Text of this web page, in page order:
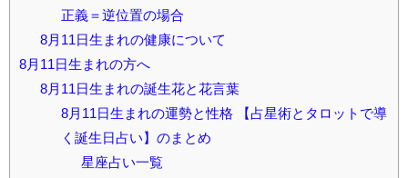
正義＝逆位置の場合
8月11日生まれの健康について
8月11日生まれの方へ
8月11日生まれの誕生花と花言葉
8月11日生まれの運勢と性格 【占星術とタロットで導
く誕生日占い】のまとめ
星座占い一覧